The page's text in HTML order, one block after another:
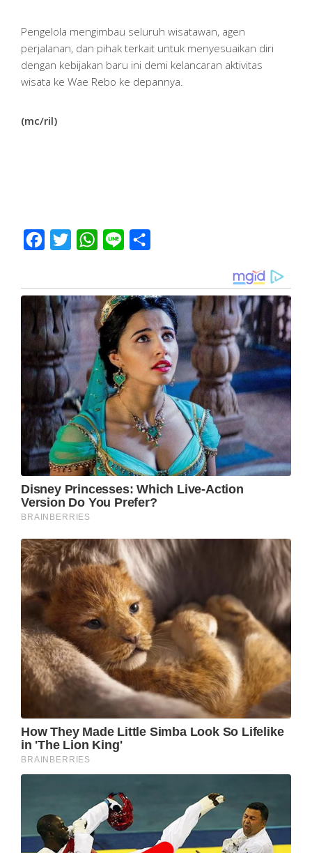
Pengelola mengimbau seluruh wisatawan, agen
perjalanan, dan pihak terkait untuk menyesuaikan diri
dengan kebijakan baru ini demi kelancaran aktivitas
wisata ke Wae Rebo ke depannya.
(mc/ril)
Facebook
Twitter WhatsApp
Line